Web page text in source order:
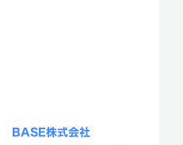
BASE株式会社